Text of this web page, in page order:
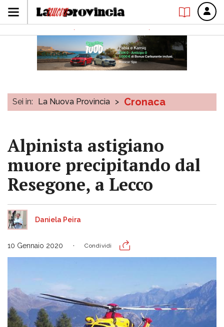
Sei in: La Nuova Provincia > Cronaca
Alpinista astigiano
muore precipitando dal
Resegone, a Lecco
Daniela Peira
10 Gennaio 2020 Condividi